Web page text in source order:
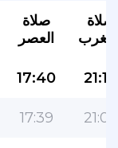
صلاة
العصر
صلاة
17:40 21:10
17:39 21:09